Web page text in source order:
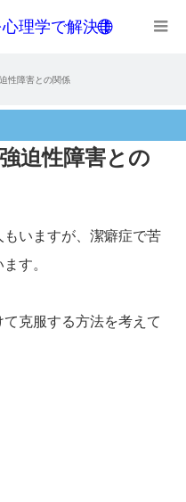
理学で解決！
性障害との関係
迫性障害との
いますが、潔癖症で苦
す。
克服する方法を考えて